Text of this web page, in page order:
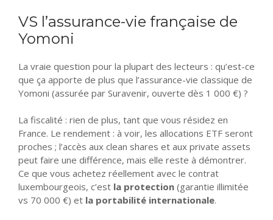
VS l’assurance-vie française de
Yomoni
La vraie question pour la plupart des lecteurs : qu’est-ce
que ça apporte de plus que l’assurance-vie classique de
Yomoni (assurée par Suravenir, ouverte dès 1 000 €) ?
La fiscalité : rien de plus, tant que vous résidez en
France. Le rendement : à voir, les allocations ETF seront
proches ; l’accès aux clean shares et aux private assets
peut faire une différence, mais elle reste à démontrer.
Ce que vous achetez réellement avec le contrat
luxembourgeois, c’est la protection (garantie illimitée
vs 70 000 €) et la portabilité internationale.